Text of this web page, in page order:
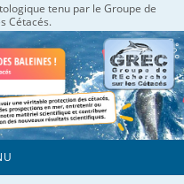
tenu par le Groupe de
Cétacés.